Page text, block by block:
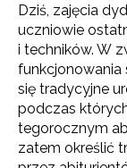
Dziś, zajęcia
uczniowie
i techników. W
funkcjonowania
się tradycyjne
podczas
tegorocznym
zatem określić